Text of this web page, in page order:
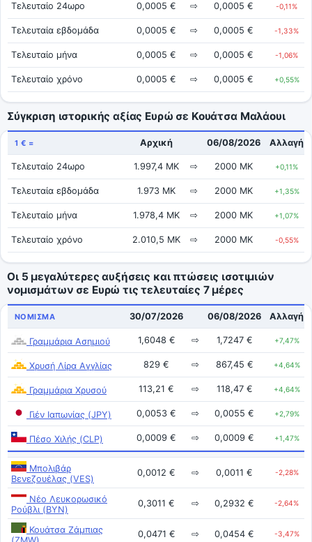
Τελευταίο 24ωρο 0,0005 € ⇨ 0,0005 € -0,11%
Τελευταία εβδομάδα 0,0005 € ⇨ 0,0005 € -1,33%
Τελευταίο μήνα 0,0005 € ⇨ 0,0005 € -1,06%
Τελευταίο χρόνο 0,0005 € ⇨ 0,0005 € +0,55%
Σύγκριση ιστορικής αξίας Ευρώ σε Κουάτσα Μαλάουι
1 € = Αρχική 06/08/2026 Αλλαγή
Τελευταίο 24ωρο 1.997,4 MK ⇨ 2000 MK +0,11%
Τελευταία εβδομάδα 1.973 MK ⇨ 2000 MK +1,35%
Τελευταίο μήνα 1.978,4 MK ⇨ 2000 MK +1,07%
Τελευταίο χρόνο 2.010,5 MK ⇨ 2000 MK -0,55%
Οι 5 μεγαλύτερες αυξήσεις και πτώσεις ισοτιμιών
νομισμάτων σε Ευρώ τις τελευταίες 7 μέρες
ΝΌΜΙΣΜΑ 30/07/2026 06/08/2026 Αλλαγή
Γραμμάρια Ασημιού 1,6048 € ⇨ 1,7247 € +7,47%
Χρυσή Λίρα Αγγλίας 829 € ⇨ 867,45 € +4,64%
Γραμμάρια Χρυσού 113,21 € ⇨ 118,47 € +4,64%
Γιέν Ιαπωνίας (JPY) 0,0053 € ⇨ 0,0055 € +2,79%
Πέσο Χιλής (CLP) 0,0009 € ⇨ 0,0009 € +1,47%
Μπολιβάρ
Βενεζουέλας (VES)
0,0012 € ⇨ 0,0011 € -2,28%
Νέο Λευκορωσικό
Ρούβλι (BYN)
0,3011 € ⇨ 0,2932 € -2,64%
Κουάτσα Ζάμπιας
0,0471 € ⇨ 0,0454 € -3,47%